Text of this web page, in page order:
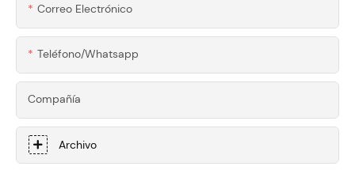
Correo Electrónico
Teléfono/whatsapp
Compañía
Archivo